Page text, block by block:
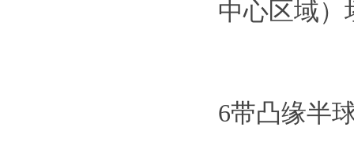
中心区域）
6带凸缘半